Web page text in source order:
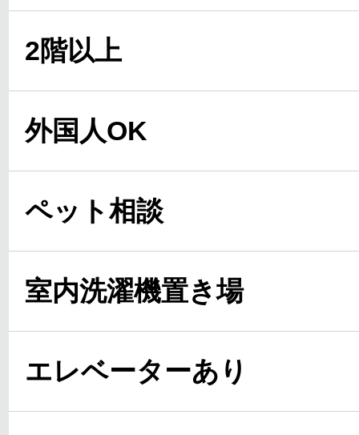
2階以上
外国人OK
ペット相談
室内洗濯機置き場
エレベーターあり